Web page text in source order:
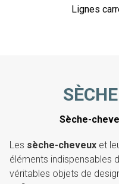
Lignes
Sèche-
Les sèche-cheveux et
éléments indispensables
véritables objets de